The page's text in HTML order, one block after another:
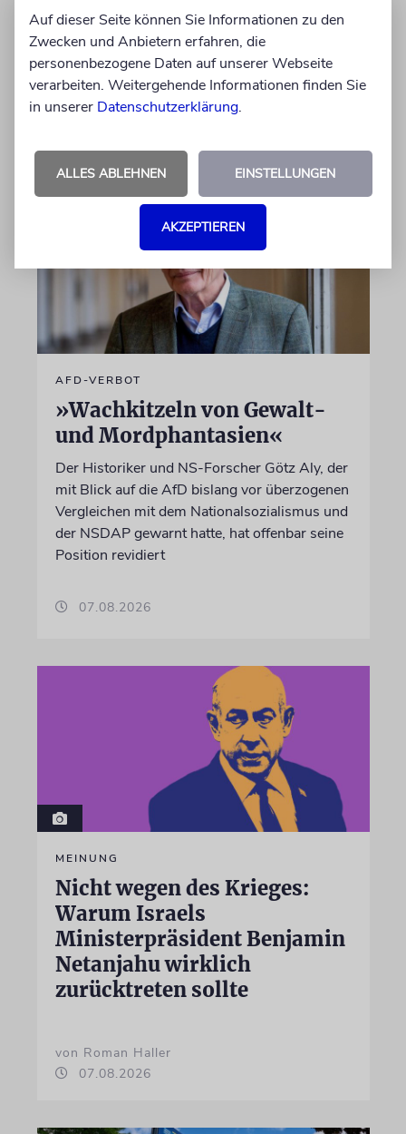
Beim Kauf der Maschine wurde bewusst auf
das System »FalconEye« verzichtet, weil der
israelische Rüstungskonzern Elbit Systems an
dem Produkt beteiligt ist
AFD-VERBOT
»Wachkitzeln von Gewalt-
und Mordphantasien«
Der Historiker und NS-Forscher Götz Aly, der
mit Blick auf die AfD bislang vor überzogenen
Vergleichen mit dem Nationalsozialismus und
der NSDAP gewarnt hatte, hat offenbar seine
Position revidiert
07.08.2026
MEINUNG
Nicht wegen des Krieges:
Warum Israels
Ministerpräsident Benjamin
Netanjahu wirklich
zurücktreten sollte
von Roman Haller
07.08.2026
Auf dieser Seite können Sie Informationen zu den
Zwecken und Anbietern erfahren, die
personenbezogene Daten auf unserer Webseite
verarbeiten. Weitergehende Informationen finden Sie
in unserer Datenschutzerklärung.
ALLES ABLEHNEN EINSTELLUNGEN
AKZEPTIEREN